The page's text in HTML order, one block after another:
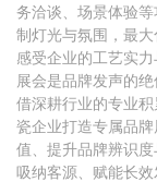
务洽谈、场景体验
制灯光与氛围，最
感受企业的工艺实力
展会是品牌发声的
借深耕行业的专业
瓷企业打造专属品
值、提升品牌辨识度
吸纳客源、赋能长效